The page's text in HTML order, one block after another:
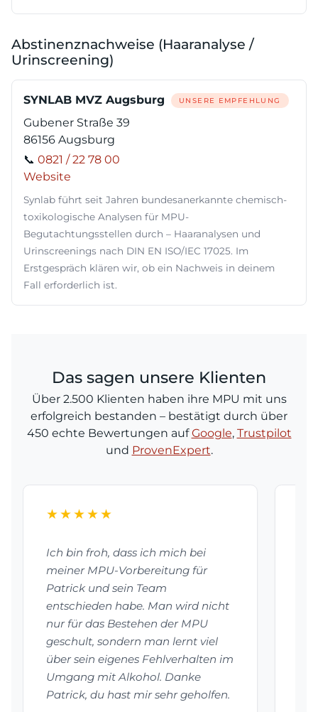
Abstinenznachweise (Haaranalyse /
Urinscreening)
SYNLAB MVZ Augsburg UNSERE EMPFEHLUNG
Gubener Straße 39
86156 Augsburg
📞 0821 / 22 78 00
Website
Synlab führt seit Jahren bundesanerkannte chemisch-
toxikologische Analysen für MPU-
Begutachtungsstellen durch – Haaranalysen und
Urinscreenings nach DIN EN ISO/IEC 17025. Im
Erstgespräch klären wir, ob ein Nachweis in deinem
Fall erforderlich ist.
Das sagen unsere Klienten
Über 2.500 Klienten haben ihre MPU mit uns
erfolgreich bestanden – bestätigt durch über
450 echte Bewertungen aufGoogle, Trustpilot
und ProvenExpert.
★★★★★
Ich bin froh, dass ich mich bei
meiner MPU-Vorbereitung für
Patrick und sein Team
entschieden habe. Man wird nicht
nur für das Bestehen der MPU
geschult, sondern man lernt viel
über sein eigenes Fehlverhalten im
Umgang mit Alkohol. Danke
Patrick, du hast mir sehr geholfen.